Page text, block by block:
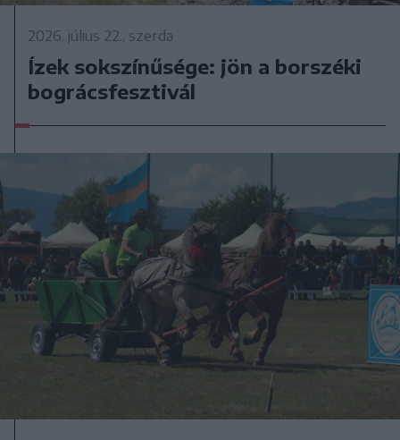
2026. július 22., szerda
Ízek sokszínűsége: jön a borszéki
bográcsfesztivál